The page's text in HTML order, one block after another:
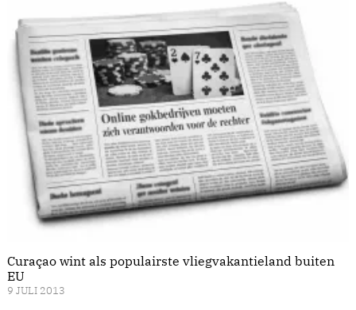
Curaçao wint als populairste vliegvakantieland buiten
EU
9 JULI 2013